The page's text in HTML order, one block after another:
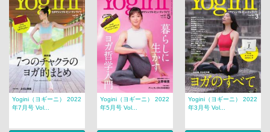
Yogini（ヨギーニ） 2022
年7月号 Vol...
Yogini（ヨギーニ） 2022
年5月号 Vol...
Yogini（ヨギーニ） 2022
年3月号 Vol...